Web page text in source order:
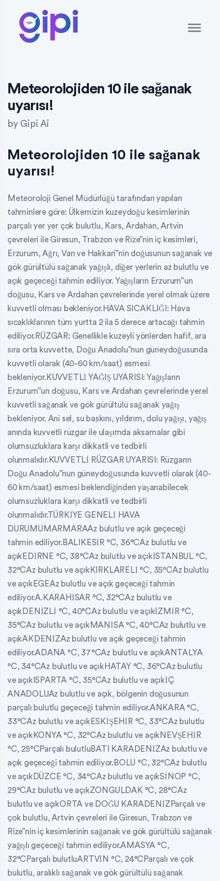
Meteorolojiden 10 ile sağanak
uyarısı!
by Gipi Ai
Meteorolojiden 10 ile sağanak
uyarısı!
Meteoroloji Genel Müdürlüğü tarafından yapılan
tahminlere göre: Ülkemizin kuzeydoğu kesimlerinin
parçalı yer yer çok bulutlu, Kars, Ardahan, Artvin
çevreleri ile Giresun, Trabzon ve Rize”nin iç kesimleri,
Erzurum, Ağrı, Van ve Hakkari”nin doğusunun sağanak ve
gök gürültülü sağanak yağışlı, diğer yerlerin az bulutlu ve
açık geçeceği tahmin ediliyor. Yağışların Erzurum”un
doğusu, Kars ve Ardahan çevrelerinde yerel olmak üzere
kuvvetli olması bekleniyor.HAVA SICAKLIĞI: Hava
sıcaklıklarının tüm yurtta 2 ila 5 derece artacağı tahmin
ediliyor.RÜZGAR: Genellikle kuzeyli yönlerden hafif, ara
sıra orta kuvvette, Doğu Anadolu”nun güneydoğusunda
kuvvetli olarak (40-60 km/saat) esmesi
bekleniyor.KUVVETLİ YAĞIŞ UYARISI: Yağışların
Erzurum”un doğusu, Kars ve Ardahan çevrelerinde yerel
kuvvetli sağanak ve gök gürültülü sağanak yağış
bekleniyor. Ani sel, su baskını, yıldırım, dolu yağışı, yağış
anında kuvvetli rüzgar ile ulaşımda aksamalar gibi
olumsuzluklara karşı dikkatli ve tedbirli
olunmalıdır.KUVVETLİ RÜZGAR UYARISI: Rüzgarın
Doğu Anadolu”nun güneydoğusunda kuvvetli olarak (40-
60 km/saat) esmesi beklendiğinden yaşanabilecek
olumsuzluklara karşı dikkatli ve tedbirli
olunmalıdır.TÜRKİYE GENELİ HAVA
DURUMUMARMARAAz bulutlu ve açık geçeceği
tahmin ediliyor.BALIKESİR °C, 36°CAz bulutlu ve
açıkEDİRNE °C, 38°CAz bulutlu ve açıkİSTANBUL °C,
32°CAz bulutlu ve açıkKIRKLARELİ °C, 35°CAz bulutlu
ve açıkEGEAz bulutlu ve açık geçeceği tahmin
ediliyor.A.KARAHİSAR °C, 32°CAz bulutlu ve
açıkDENİZLİ °C, 40°CAz bulutlu ve açıkİZMİR °C,
35°CAz bulutlu ve açıkMANİSA °C, 40°CAz bulutlu ve
açıkAKDENİZAz bulutlu ve açık geçeceği tahmin
ediliyor.ADANA °C, 37°CAz bulutlu ve açıkANTALYA
°C, 34°CAz bulutlu ve açıkHATAY °C, 36°CAz bulutlu
ve açıkISPARTA °C, 35°CAz bulutlu ve açıkİÇ
ANADOLUAz bulutlu ve açık, bölgenin doğusunun
parçalı bulutlu geçeceği tahmin ediliyor.ANKARA °C,
33°CAz bulutlu ve açıkESKİŞEHİR °C, 33°CAz bulutlu
ve açıkKONYA °C, 32°CAz bulutlu ve açıkNEVŞEHİR
°C, 25°CParçalı bulutluBATI KARADENİZAz bulutlu ve
açık geçeceği tahmin ediliyor.BOLU °C, 32°CAz bulutlu
ve açıkDÜZCE °C, 34°CAz bulutlu ve açıkSİNOP °C,
29°CAz bulutlu ve açıkZONGULDAK °C, 28°CAz
bulutlu ve açıkORTA ve DOĞU KARADENİZParçalı ve
çok bulutlu, Artvin çevreleri ile Giresun, Trabzon ve
Rize”nin iç kesimlerinin sağanak ve gök gürültülü sağanak
yağışlı geçeceği tahmin ediliyor.AMASYA °C,
32°CParçalı bulutluARTVİN °C, 24°CParçalı ve çok
bulutlu, aralıklı sağanak ve gök gürültülü sağanak